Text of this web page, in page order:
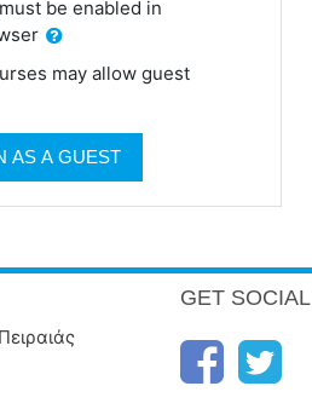
be enabled in
may allow guest
AS A GUEST
GET SOCIAL